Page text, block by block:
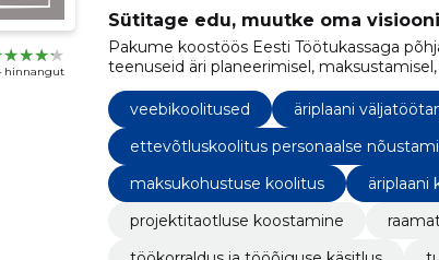
hinnangut
Sütitage edu, muutke oma
Pakume koostöös Eesti Töötukassaga
teenuseid äri planeerimisel,
turustamisel ja müügil, mida täiendab
veebikoolitused
äriplaani
ettevõtluskoolitus personaalse
maksukohustuse koolitus
äriplaani
projektitaotluse koostamine